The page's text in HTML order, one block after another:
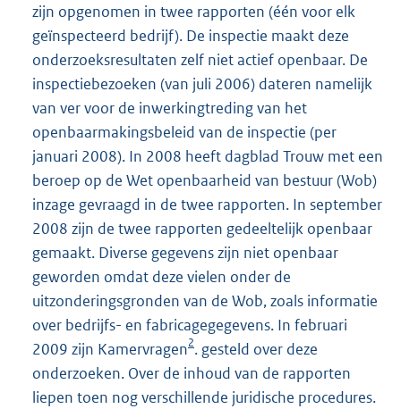
zijn opgenomen in twee rapporten (één voor elk
geïnspecteerd bedrijf). De inspectie maakt deze
onderzoeksresultaten zelf niet actief openbaar. De
inspectiebezoeken (van juli 2006) dateren namelijk
van ver voor de inwerkingtreding van het
openbaarmakingsbeleid van de inspectie (per
januari 2008). In 2008 heeft dagblad Trouw met een
beroep op de Wet openbaarheid van bestuur (Wob)
inzage gevraagd in de twee rapporten. In september
2008 zijn de twee rapporten gedeeltelijk openbaar
gemaakt. Diverse gegevens zijn niet openbaar
geworden omdat deze vielen onder de
uitzonderingsgronden van de Wob, zoals informatie
over bedrijfs- en fabricagegegevens. In februari
2009 zijn Kamervragen2. gesteld over deze
onderzoeken. Over de inhoud van de rapporten
liepen toen nog verschillende juridische procedures.